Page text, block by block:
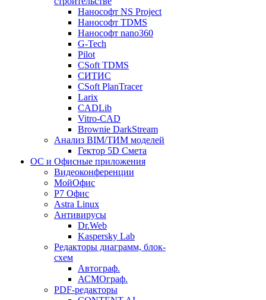
Нанософт NS Project
Нанософт TDMS
Нанософт nano360
G-Tech
Pilot
CSoft TDMS
СИТИС
CSoft PlanTracer
Larix
CADLib
Vitro-CAD
Brownie DarkStream
Анализ BIM/ТИМ моделей
Гектор 5D Смета
ОС и Офисные приложения
Видеоконференции
МойОфис
P7 Офис
Astra Linux
Антивирусы
Dr.Web
Kaspersky Lab
Редакторы диаграмм, блок-
схем
Автограф.
АСМОграф.
PDF-редакторы